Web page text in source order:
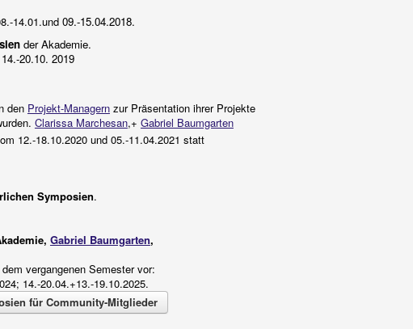
14.01.und 09.-15.04.2018.
der Akademie.
20.10. 2019
den Projekt-Managernzur Präsentation ihrer Projekte
Clarissa Marchesan,+ Gabriel Baumgarten
12.-18.10.2020 und 05.-11.04.2021 statt
Symposien.
Gabriel Baumgarten,
vergangenen Semester vor:
14.-20.04.+13.-19.10.2025.
für Community-Mitglieder